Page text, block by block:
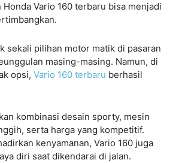
Vario 160 terbaru bisa menjadi
sekali pilihan motor matik di pasaran
masing-masing. Namun, di
opsi, Vario 160 terbaru berhasil
kombinasi desain sporty, mesin
serta harga yang kompetitif.
kenyamanan, Vario 160 juga
diri saat dikendarai di jalan.